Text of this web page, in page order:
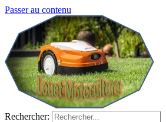
Passer au contenu
Rechercher: